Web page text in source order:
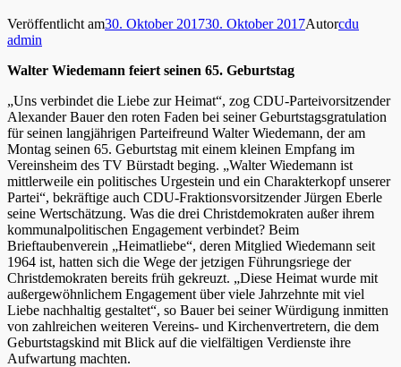
Veröffentlicht am30. Oktober 201730. Oktober 2017Autorcdu
admin
Walter Wiedemann feiert seinen 65. Geburtstag
„Uns verbindet die Liebe zur Heimat“, zog CDU-Parteivorsitzender
Alexander Bauer den roten Faden bei seiner Geburtstagsgratulation
für seinen langjährigen Parteifreund Walter Wiedemann, der am
Montag seinen 65. Geburtstag mit einem kleinen Empfang im
Vereinsheim des TV Bürstadt beging. „Walter Wiedemann ist
mittlerweile ein politisches Urgestein und ein Charakterkopf unserer
Partei“, bekräftige auch CDU-Fraktionsvorsitzender Jürgen Eberle
seine Wertschätzung. Was die drei Christdemokraten außer ihrem
kommunalpolitischen Engagement verbindet? Beim
Brieftaubenverein „Heimatliebe“, deren Mitglied Wiedemann seit
1964 ist, hatten sich die Wege der jetzigen Führungsriege der
Christdemokraten bereits früh gekreuzt. „Diese Heimat wurde mit
außergewöhnlichem Engagement über viele Jahrzehnte mit viel
Liebe nachhaltig gestaltet“, so Bauer bei seiner Würdigung inmitten
von zahlreichen weiteren Vereins- und Kirchenvertretern, die dem
Geburtstagskind mit Blick auf die vielfältigen Verdienste ihre
Aufwartung machten.